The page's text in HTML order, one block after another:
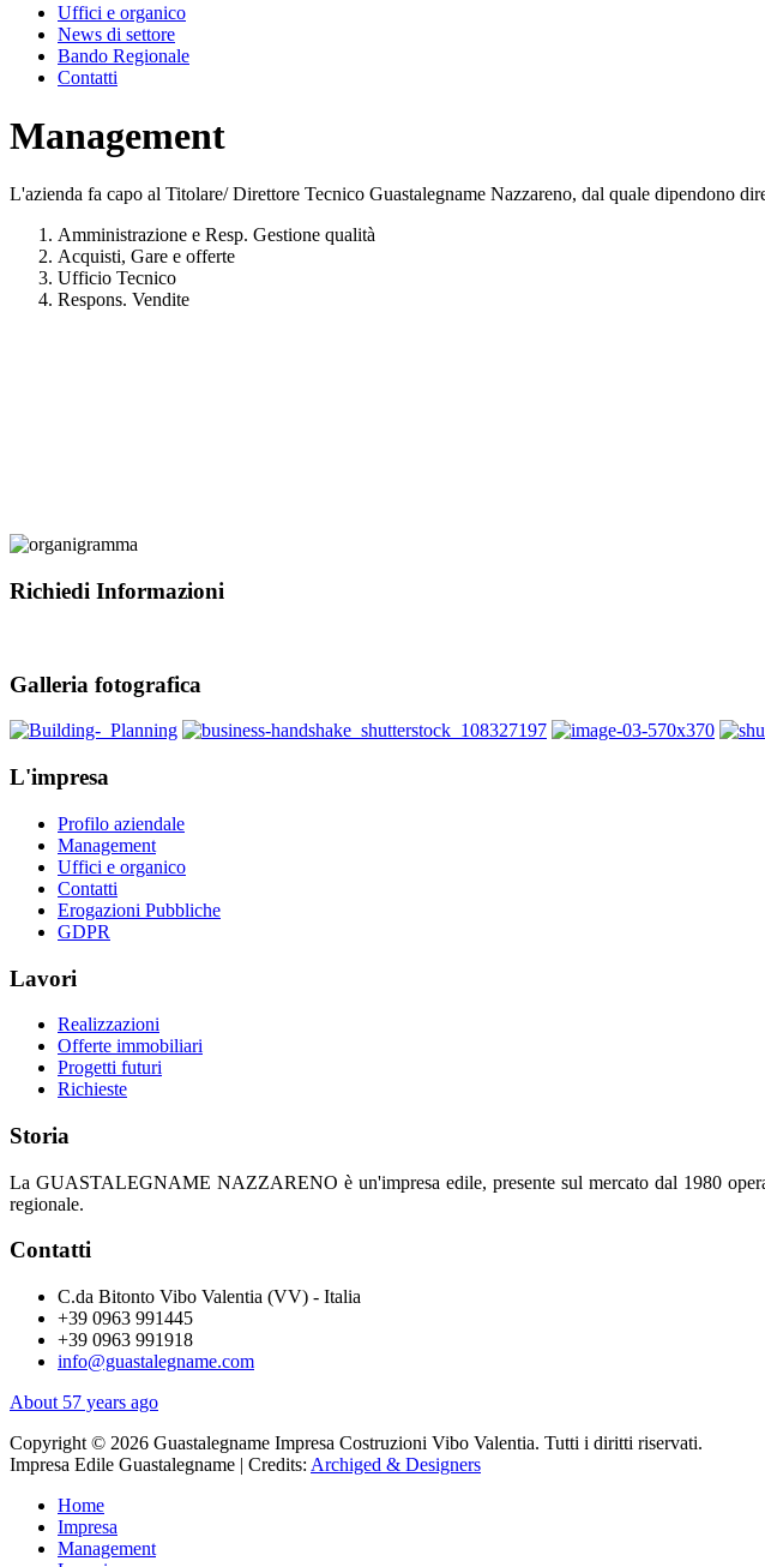
Uffici e organico
News di settore
Bando Regionale
Contatti
Management
L'azienda fa capo al Titolare/ Direttore Tecnico Guastalegname Nazzareno, dal quale dipendono
Amministrazione e Resp. Gestione qualità
Acquisti, Gare e offerte
Ufficio Tecnico
Respons. Vendite
Richiedi Informazioni
Galleria fotografica
L'impresa
Profilo aziendale
Management
Uffici e organico
Contatti
Erogazioni Pubbliche
GDPR
Lavori
Realizzazioni
Offerte immobiliari
Progetti futuri
Richieste
Storia
La GUASTALEGNAME NAZZARENO è un'impresa edile, presente sul mercato dal 1980
regionale.
Contatti
C.da Bitonto Vibo Valentia (VV) - Italia
+39 0963 991445
+39 0963 991918
info@guastalegname.com
About 57 years ago
Copyright © 2026 Guastalegname Impresa Costruzioni Vibo Valentia. Tutti i diritti riservati.
Impresa Edile Guastalegname | Credits: Archiged & Designers
Home
Impresa
Management